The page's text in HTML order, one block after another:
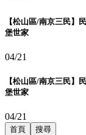
【松山區/南京三民】
堡世家
04/21
【松山區/南京三民】
堡世家
04/21
首頁 搜尋